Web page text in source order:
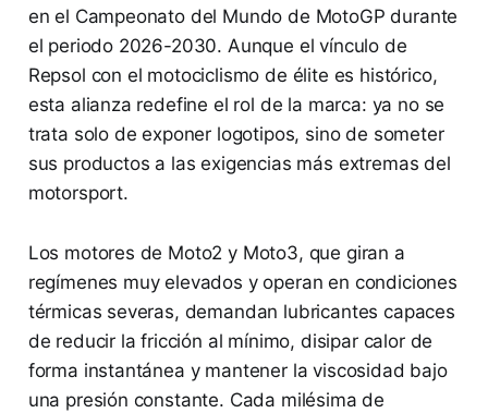
en el Campeonato del Mundo de MotoGP durante
el periodo 2026-2030. Aunque el vínculo de
Repsol con el motociclismo de élite es histórico,
esta alianza redefine el rol de la marca: ya no se
trata solo de exponer logotipos, sino de someter
sus productos a las exigencias más extremas del
motorsport.
Los motores de Moto2 y Moto3, que giran a
regímenes muy elevados y operan en condiciones
térmicas severas, demandan lubricantes capaces
de reducir la fricción al mínimo, disipar calor de
forma instantánea y mantener la viscosidad bajo
una presión constante. Cada milésima de